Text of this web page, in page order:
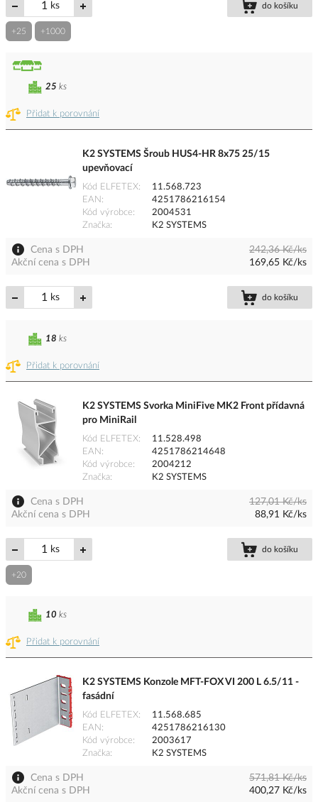
ks do košíku
+25 +1000
Přidat k porovnání
25 ks
K2 SYSTEMS Šroub HUS4-HR 8x75 25/15
upevňovací
Kód ELFETEX
11.568.723
EAN
4251786216154
Kód výrobce
2004531
Značka
K2 SYSTEMS
Cena s DPH
242,36 Kč/ks
Akční cena s DPH
169,65 Kč/ks
ks do košíku
Přidat k porovnání
18 ks
K2 SYSTEMS Svorka MiniFive MK2 Front přídavná
pro MiniRail
Kód ELFETEX
11.528.498
EAN
4251786214648
Kód výrobce
2004212
Značka
K2 SYSTEMS
Cena s DPH
127,01 Kč/ks
Akční cena s DPH
88,91 Kč/ks
ks do košíku
+20
Přidat k porovnání
10 ks
K2 SYSTEMS Konzole MFT-FOX VI 200 L 6.5/11 -
fasádní
Kód ELFETEX
11.568.685
EAN
4251786216130
Kód výrobce
2003617
Značka
K2 SYSTEMS
Cena s DPH
571,81 Kč/ks
Akční cena s DPH
400,27 Kč/ks